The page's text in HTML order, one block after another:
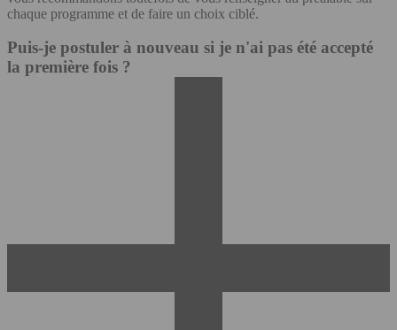
chaque programme et de faire un choix ciblé.
Puis-je postuler à nouveau si je n'ai pas été accepté
la première fois ?